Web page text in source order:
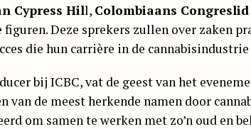
Cypress Hill, Colombiaans
Deze sprekers zullen over zaken
die hun carrière in de cannabisindustrie
bij ICBC, vat de geest van het
van de meest herkende namen door
om samen te werken met zo’n oud en